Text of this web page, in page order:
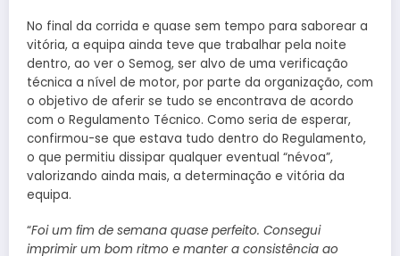
No final da corrida e quase sem tempo para saborear a
vitória, a equipa ainda teve que trabalhar pela noite
dentro, ao ver o Semog, ser alvo de uma verificação
técnica a nível de motor, por parte da organização, com
o objetivo de aferir se tudo se encontrava de acordo
com o Regulamento Técnico. Como seria de esperar,
confirmou-se que estava tudo dentro do Regulamento,
o que permitiu dissipar qualquer eventual “névoa”,
valorizando ainda mais, a determinação e vitória da
equipa.
“Foi um fim de semana quase perfeito. Consegui
imprimir um bom ritmo e manter a consistência ao